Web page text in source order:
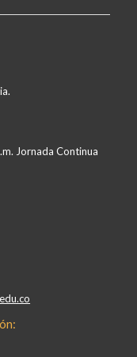
Jornada Continua